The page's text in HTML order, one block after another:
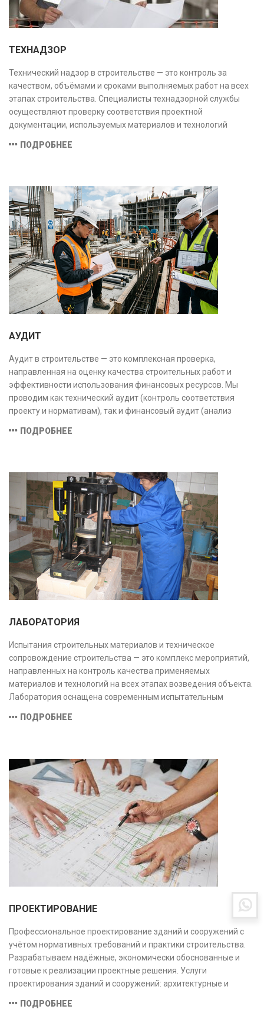
ТЕХНАДЗОР
Технический надзор в строительстве — это контроль за
качеством, объёмами и сроками выполняемых работ на всех
этапах строительства. Специалисты технадзорной службы
осуществляют проверку соответствия проектной
документации, используемых материалов и технологий
безопасность и надёжность объекта.
ПОДРОБНЕЕ
АУДИТ
Аудит в строительстве — это комплексная проверка,
направленная на оценку качества строительных работ и
эффективности использования финансовых ресурсов. Мы
проводим как технический аудит (контроль соответствия
проекту и нормативам), так и финансовый аудит (анализ
безопасность и экономическую обоснованность проекта.
ПОДРОБНЕЕ
ЛАБОРАТОРИЯ
Испытания строительных материалов и техническое
сопровождение строительства — это комплекс мероприятий,
направленных на контроль качества применяемых
материалов и технологий на всех этапах возведения объекта.
Лаборатория оснащена современным испытательным
соответствующими заявленной области аккредитации.
ПОДРОБНЕЕ
ПРОЕКТИРОВАНИЕ
Профессиональное проектирование зданий и сооружений с
учётом нормативных требований и практики строительства.
Разрабатываем надёжные, экономически обоснованные и
готовые к реализации проектные решения. Услуги
проектирования зданий и сооружений: архитектурные и
сметная документация. Полный цикл работ с учётом норм и
ПОДРОБНЕЕ